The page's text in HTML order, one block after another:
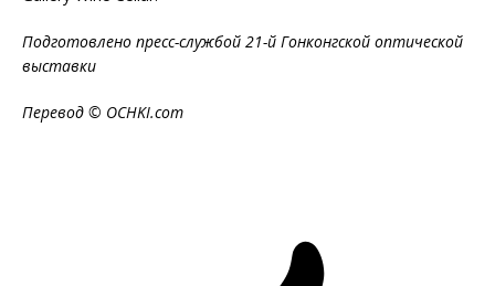
Подготовлено пресс-службой 21-й Гонконгской оптической
выставки
Перевод © OCHKI.com